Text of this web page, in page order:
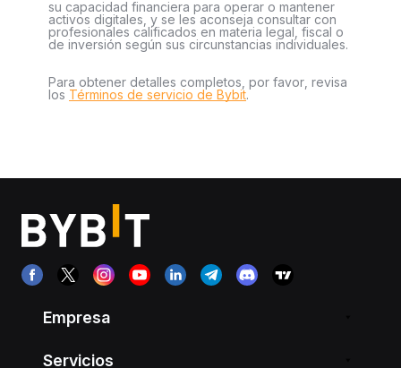
su capacidad financiera para operar o mantener
activos digitales, y se les aconseja consultar con
profesionales calificados en materia legal, fiscal o
de inversión según sus circunstancias individuales.
Para obtener detalles completos, por favor, revisa
los Términos de servicio de Bybit.
Empresa
Servicios